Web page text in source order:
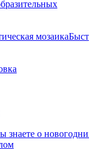
мозаика
о